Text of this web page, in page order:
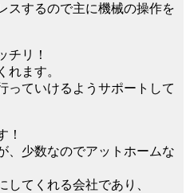
スするので主に機械の操作を
チリ！
れます。
っていけるようサポートして
！
、少数なのでアットホームな
してくれる会社であり、